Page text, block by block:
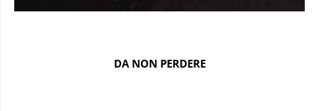
DA NON PERDERE